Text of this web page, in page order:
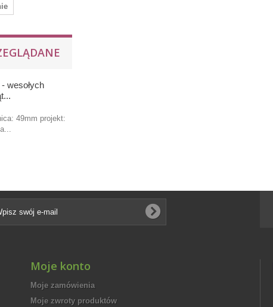
- wesołych
49mm projekt:
Moje konto
Moje zamówienia
Moje zwroty produktów